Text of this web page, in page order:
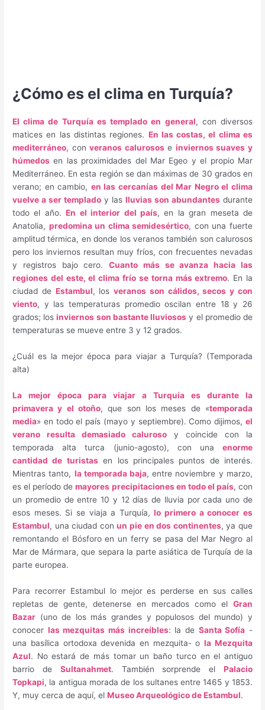
¿Cómo es el clima en Turquía?
El clima de Turquía es templado en general, con diversos
matices en las distintas regiones. En las costas, el clima es
mediterráneo, converanos calurosose inviernos suaves y
húmedos en las proximidades del Mar Egeo y el propio Mar
Mediterráneo. En esta región se dan máximas de 30 grados en
verano; en cambio, en las cercanías del Mar Negro el clima
vuelve a ser templado y las lluvias son abundantesdurante
todo el año.En el interior del país, en la gran meseta de
Anatolia, predomina un clima semidesértico, con una fuerte
amplitud térmica, en donde los veranos también son calurosos
pero los inviernos resultan muy fríos, con frecuentes nevadas
y registros bajo cero.Cuanto más se avanza hacia las
regiones del este, el clima frío se torna más extremo. En la
ciudad de Estambul, losveranos son cálidos, secos y con
viento, y las temperaturas promedio oscilan entre 18 y 26
grados; losinviernos son bastante lluviosos y el promedio de
temperaturas se mueve entre 3 y 12 grados.
¿Cuál es la mejor época para viajar a Turquía? (Temporada
alta)
La mejor época para viajar a Turquía es durante la
primavera y el otoño, que son los meses de «temporada
media» en todo el país (mayo y septiembre). Como dijimos, el
verano resulta demasiado caluroso y coincide con la
temporada alta turca (junio-agosto), con una enorme
cantidad de turistasen los principales puntos de interés.
Mientras tanto, la temporada baja, entre noviembre y marzo,
es el período demayores precipitaciones en todo el país, con
un promedio de entre 10 y 12 días de lluvia por cada uno de
esos meses. Si se viaja a Turquía,lo primero a conocer es
Estambul, una ciudad conun pie en dos continentes, ya que
remontando el Bósforo en un ferry se pasa del Mar Negro al
Mar de Mármara, que separa la parte asiática de Turquía de la
parte europea.
Para recorrer Estambul lo mejor es perderse en sus calles
repletas de gente, detenerse en mercados como el Gran
Bazar (uno de los más grandes y populosos del mundo) y
conocer las mezquitas más increíbles: la de Santa Sofía -
una basílica ortodoxa devenida en mezquita- ola Mezquita
Azul. No estará de más tomar un baño turco en el antiguo
barrio de Sultanahmet. También sorprende el Palacio
Topkapi, la antigua morada de los sultanes entre 1465 y 1853.
Y, muy cerca de aquí, elMuseo Arqueológico de Estambul.